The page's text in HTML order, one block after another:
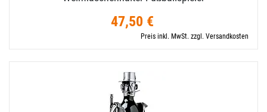
47,50 €
Preis inkl. MwSt. zzgl. Versandkosten